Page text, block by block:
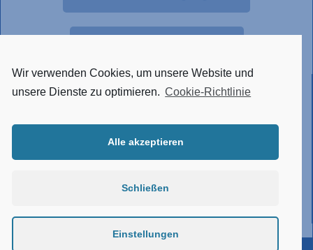
Anderes Lichtdesign
• RGBW
• Verbindungssystem
Wir verwenden Cookies, um unsere Website und
unsere Dienste zu optimieren. Cookie-Richtlinie
Alle akzeptieren
Schließen
Einstellungen